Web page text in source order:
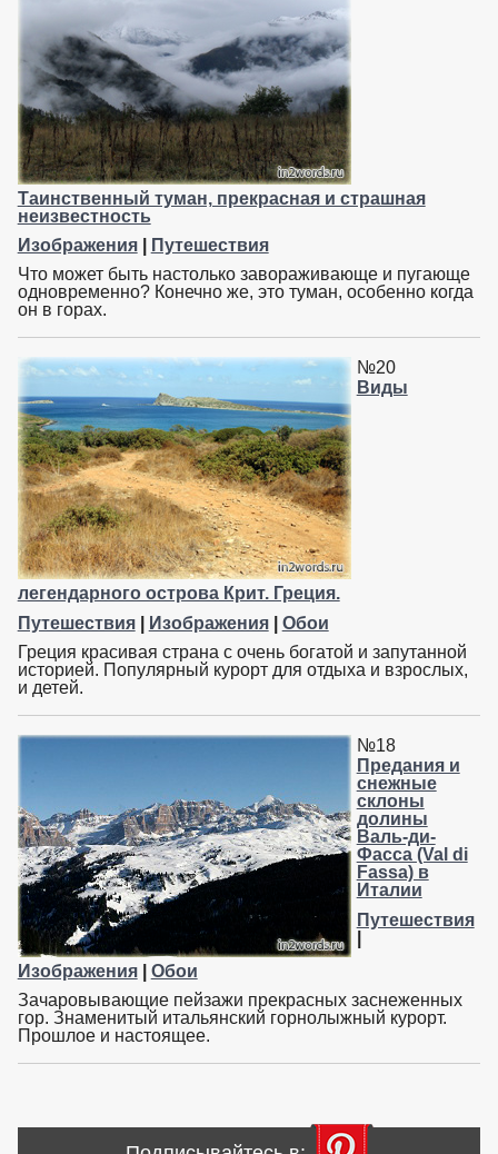
Таинственный туман, прекрасная и страшная
неизвестность
Изображения|
Путешествия
Что может быть настолько завораживающе и пугающе
одновременно? Конечно же, это туман, особенно когда
он в горах.
№20
Виды
легендарного острова Крит. Греция.
Путешествия| Изображения| Обои
Греция красивая страна с очень богатой и запутанной
историей. Популярный курорт для отдыха и взрослых,
и детей.
№18
Предания и
снежные
склоны
долины
Валь-ди-
Фасса (Val di
Fassa) в
Италии
Путешествия
Изображения| Обои
Зачаровывающие пейзажи прекрасных заснеженных
гор. Знаменитый итальянский горнолыжный курорт.
Прошлое и настоящее.